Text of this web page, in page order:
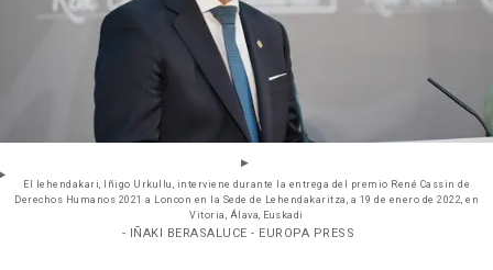
El lehendakari, Iñigo Urkullu, interviene durante la entrega del premio René Cassin de
Derechos Humanos 2021 a Loncon en la Sede de Lehendakaritza, a 19 de enero de 2022, en
Vitoria, Álava, Euskadi
- IÑAKI BERASALUCE - EUROPA PRESS